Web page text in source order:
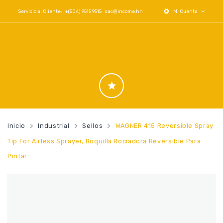
Servicio al Cliente: +(504) 9515 9515 sac@income.hn Mi Cuenta
Inicio Industrial Sellos WAGNER 415 Reversible Spray
Tip For Airless Sprayer, Boquilla Rociadora Reversible Para
Pintar